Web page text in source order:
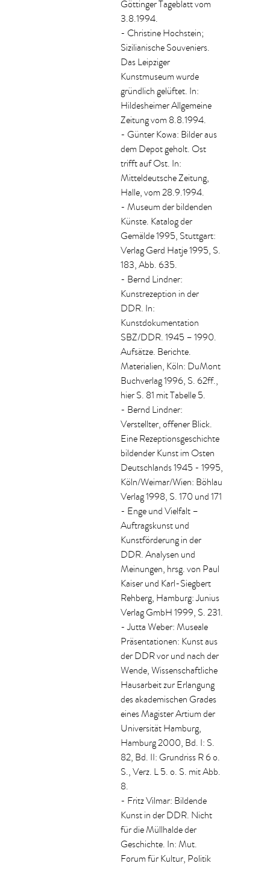
Göttinger Tageblatt vom
3.8.1994.
- Christine Hochstein;
Sizilianische Souveniers.
Das Leipziger
Kunstmuseum wurde
gründlich gelüftet. In:
Hildesheimer Allgemeine
Zeitung vom 8.8.1994.
- Günter Kowa: Bilder aus
dem Depot geholt. Ost
trifft auf Ost. In:
Mitteldeutsche Zeitung,
Halle, vom 28.9.1994.
- Museum der bildenden
Künste. Katalog der
Gemälde 1995, Stuttgart:
Verlag Gerd Hatje 1995, S.
183, Abb. 635.
- Bernd Lindner:
Kunstrezeption in der
DDR. In:
Kunstdokumentation
SBZ/DDR. 1945 – 1990.
Aufsätze. Berichte.
Materialien, Köln: DuMont
Buchverlag 1996, S. 62ff.,
hier S. 81 mit Tabelle 5.
- Bernd Lindner:
Verstellter, offener Blick.
Eine Rezeptionsgeschichte
bildender Kunst im Osten
Deutschlands 1945 - 1995,
Köln/Weimar/Wien: Böhlau
Verlag 1998, S. 170 und 171
- Enge und Vielfalt –
Auftragskunst und
Kunstförderung in der
DDR. Analysen und
Meinungen, hrsg. von Paul
Kaiser und Karl-Siegbert
Rehberg, Hamburg: Junius
Verlag GmbH 1999, S. 231.
- Jutta Weber: Museale
Präsentationen: Kunst aus
der DDR vor und nach der
Wende, Wissenschaftliche
Hausarbeit zur Erlangung
des akademischen Grades
eines Magister Artium der
Universität Hamburg,
Hamburg 2000, Bd. I: S.
82, Bd. II: Grundriss R 6 o.
S., Verz. L 5. o. S. mit Abb.
8.
- Fritz Vilmar: Bildende
Kunst in der DDR. Nicht
für die Müllhalde der
Geschichte. In: Mut.
Forum für Kultur, Politik